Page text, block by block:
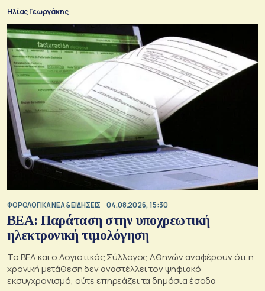
Ηλίας Γεωργάκης
ΦΟΡΟΛΟΓΙΚΑ ΝΕΑ & EΙΔΗΣΕΙΣ 04.08.2026, 15:30
BEA: Παράταση στην υποχρεωτική
ηλεκτρονική τιμολόγηση
To BEA και ο Λογιστικός Σύλλογος Αθηνών αναφέρουν ότι η
χρονική μετάθεση δεν αναστέλλει τον ψηφιακό
εκσυγχρονισμό, ούτε επηρεάζει τα δημόσια έσοδα